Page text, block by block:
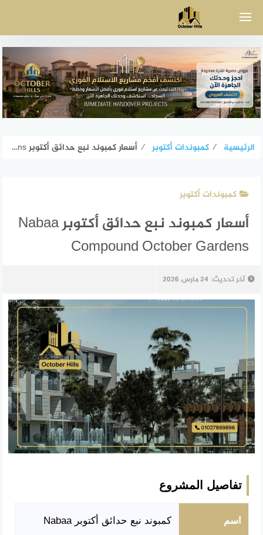
الرئيسية ⁄ كمبوندات أكتوبر ⁄ أسعار كمبوند نبع حدائق أكتوبر Nabaa Compound October Gardens
كمبوندات أكتوبر
أسعار كمبوند نبع حدائق أكتوبر Nabaa
Compound October Gardens
آخر تحديث: 24 مارس، 2026
تفاصيل المشروع
اسم
كمبوند نبع حدائق أكتوبر Nabaa